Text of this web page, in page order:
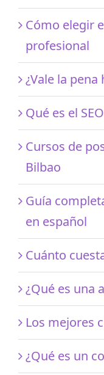
Cómo elegir
profesional
¿Vale la pena
Qué es el
Cursos de
Bilbao
Guía
en español
Cuánto
¿Qué es una
Los mejores
¿Qué es un